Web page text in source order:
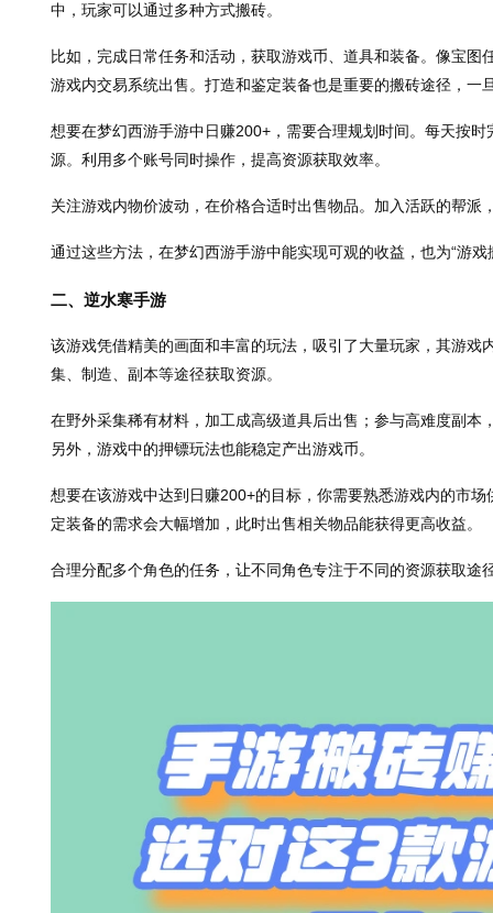
中，玩家可以通过多种方式搬砖。
比如，完成日常任务和活动，获取游戏币、道具和装备。像宝
游戏内交易系统出售。打造和鉴定装备也是重要的搬砖途径，一
想要在梦幻西游手游中日赚200+，需要合理规划时间。每天按
源。利用多个账号同时操作，提高资源获取效率。
关注游戏内物价波动，在价格合适时出售物品。加入活跃的帮派
通过这些方法，在梦幻西游手游中能实现可观的收益，也为“游
二、逆水寒手游
该游戏凭借精美的画面和丰富的玩法，吸引了大量玩家，其游戏
集、制造、副本等途径获取资源。
在野外采集稀有材料，加工成高级道具后出售；参与高难度副本
另外，游戏中的押镖玩法也能稳定产出游戏币。
想要在该游戏中达到日赚200+的目标，你需要熟悉游戏内的市
定装备的需求会大幅增加，此时出售相关物品能获得更高收益。
合理分配多个角色的任务，让不同角色专注于不同的资源获取途